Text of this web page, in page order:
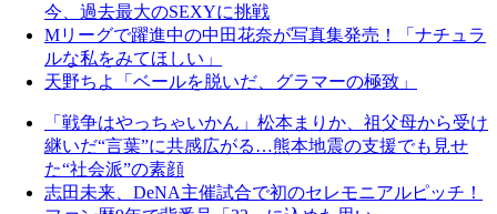
今、過去最大のSEXYに挑戦
Mリーグで躍進中の中田花奈が写真集発売！「ナチュラ
ルな私をみてほしい」
天野ちよ「ベールを脱いだ、グラマーの極致」
「戦争はやっちゃいかん」松本まりか、祖父母から受け
継いだ“言葉”に共感広がる…熊本地震の支援でも見せ
た“社会派”の素顔
志田未来、DeNA主催試合で初のセレモニアルピッチ！